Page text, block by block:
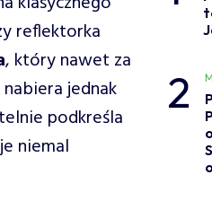
reflektorka
, który nawet za
jednak
podkreśla
niemal
2